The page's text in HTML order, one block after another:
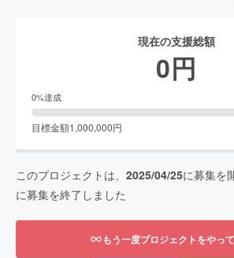
現在の支援総額
0円
0%達成
目標金額1,000,000円
このプロジェクトは、 2025/04/25に募集を
に募集を終了しました
もう一度プロジェクトをやっ